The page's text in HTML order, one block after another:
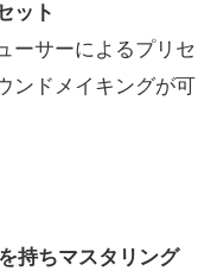
ット
ーサーによるプリセ
ンドメイキングが可
持ちマスタリング